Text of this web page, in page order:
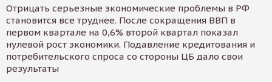
Отрицать серьезные экономические проблемы в РФ
становится все труднее. После сокращения ВВП в
первом квартале на 0,6% второй квартал показал
нулевой рост экономики. Подавление кредитования и
потребительского спроса со стороны ЦБ дало свои
результаты